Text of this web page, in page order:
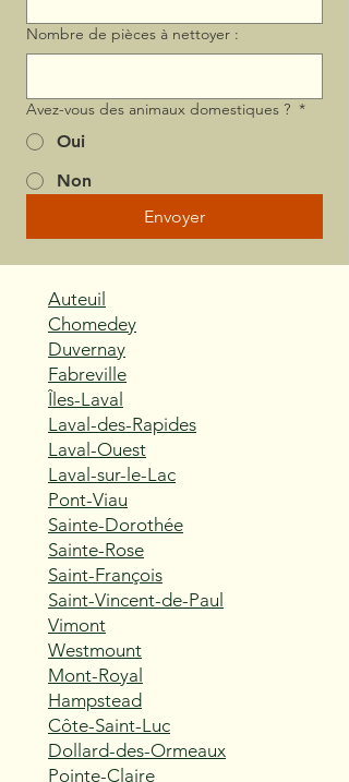
Nombre de pièces à nettoyer :
Avez-vous des animaux domestiques ? *
Oui
Non
Envoyer
Auteuil
Chomedey
Duvernay
Fabreville
Îles-Laval
Laval-des-Rapides
Laval-Ouest
Laval-sur-le-Lac
Pont-Viau
Sainte-Dorothée
Sainte-Rose
Saint-François
Saint-Vincent-de-Paul
Vimont
Westmount
Mont-Royal
Hampstead
Côte-Saint-Luc
Dollard-des-Ormeaux
Pointe-Claire